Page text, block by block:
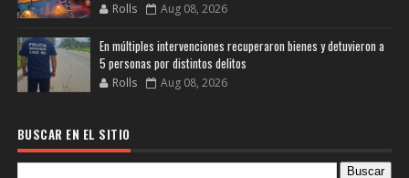
Rolls Aug 08, 2026
En múltiples intervenciones recuperaron bienes y detuvieron a
5 personas por distintos delitos
Rolls Aug 08, 2026
BUSCAR EN EL SITIO